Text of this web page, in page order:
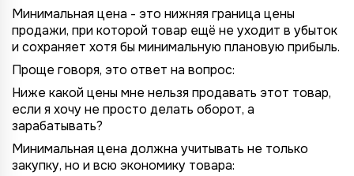
Минимальная цена - это нижняя граница цены
продажи, при которой товар ещё не уходит в убыток
и сохраняет хотя бы минимальную плановую прибыль.
Проще говоря, это ответ на вопрос:
Ниже какой цены мне нельзя продавать этот товар,
если я хочу не просто делать оборот, а
зарабатывать?
Минимальная цена должна учитывать не только
закупку, но и всю экономику товара: